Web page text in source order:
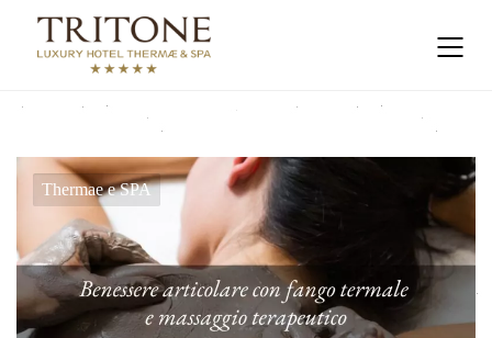
Thermae e SPA